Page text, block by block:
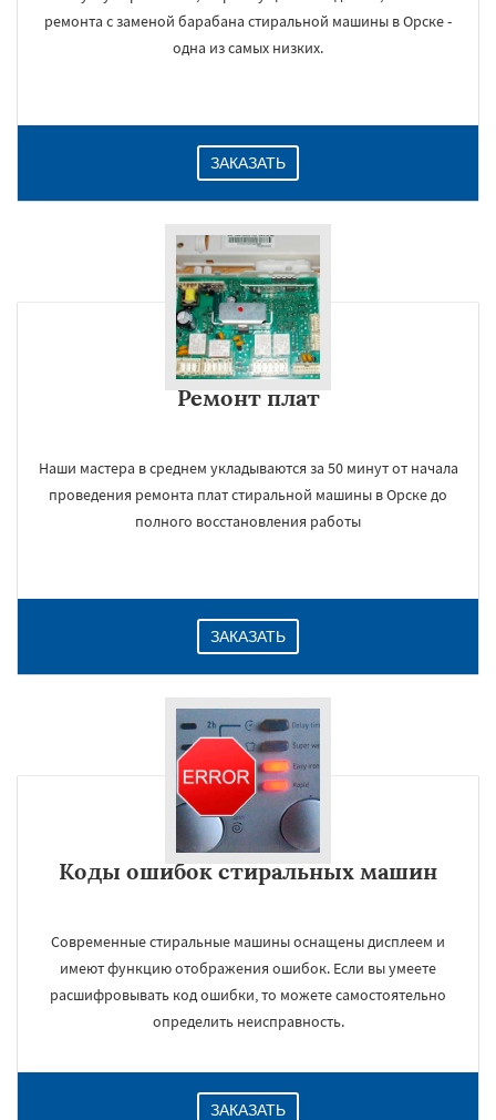
ремонта с заменой барабана стиральной машины в Орске -
одна из самых низких.
ЗАКАЗАТЬ
Ремонт плат
Наши мастера в среднем укладываются за 50 минут от начала
проведения ремонта плат стиральной машины в Орске до
полного восстановления работы
ЗАКАЗАТЬ
Коды ошибок стиральных машин
Современные стиральные машины оснащены дисплеем и
имеют функцию отображения ошибок. Если вы умеете
расшифровывать код ошибки, то можете самостоятельно
определить неисправность.
ЗАКАЗАТЬ